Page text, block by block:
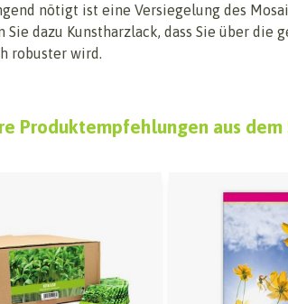
nötigt ist eine Versiegelung des
Sie dazu Kunstharzlack, dass Sie über die
robuster wird.
Produktempfehlungen aus dem